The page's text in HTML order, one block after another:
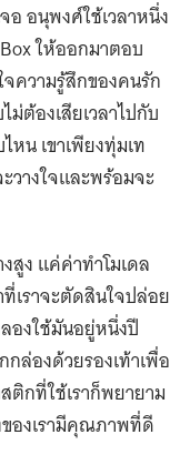
อนุพงศ์ใช้เวลาหนึ่ง
ให้ออกมาตอบ
จความรู้สึกของคนรัก
ต้องเสียเวลาไปกับ
น เขาเพียงทุ่มเท
วางใจและพร้อมจะ
สูง แค่ค่าทำโมเดล
เราจะตัดสินใจปล่อย
องใช้มันอยู่หนึ่งปี
ล่องด้วยรองเท้าเพื่อ
กที่ใช้เราก็พยายาม
ของเรามีคุณภาพที่ดี